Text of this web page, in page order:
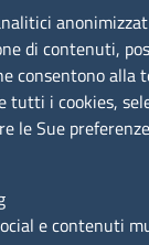
di contenuti,
consentono
tutti i cookies,
le Sue
e contenuti